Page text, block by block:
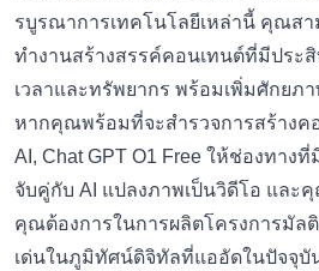
รบูรณาการเทคโนโลยีเหล่านี้ คุณส
ทำงานสร้างสรรค์คอนเทนต์ที่มีประ
เวลาและทรัพยากร พร้อมเพิ่มศักยภ
หากคุณพร้อมที่จะสำรวจการสร้างค
AI, Chat GPT O1 Free ให้ช่องทา
จับคู่กับ AI แปลงภาพเป็นวิดีโอ และ
คุณต้องการในการผลิตโครงการมัล
เด่นในภูมิทัศน์ดิจิทัลที่แออัดในปัจจุบั